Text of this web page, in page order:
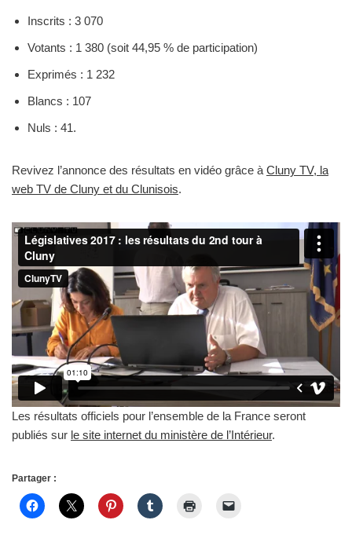
Inscrits : 3 070
Votants : 1 380 (soit 44,95 % de participation)
Exprimés : 1 232
Blancs : 107
Nuls : 41.
Revivez l’annonce des résultats en vidéo grâce à Cluny TV, la
web TV de Cluny et du Clunisois.
Les résultats officiels pour l’ensemble de la France seront
publiés sur le site internet du ministère de l’Intérieur.
Partager :